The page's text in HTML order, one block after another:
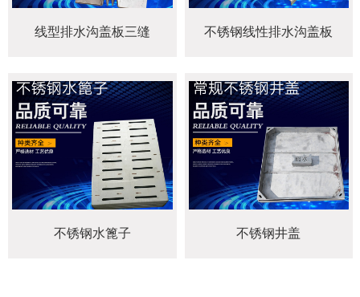
线型排水沟盖板三缝 不锈钢线性排水沟盖板
不锈钢水篦子 不锈钢井盖